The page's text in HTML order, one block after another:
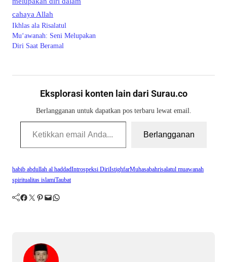
Ikhlas ala Risalatul
Mu‘awanah: Seni Melupakan
Diri Saat Beramal
Eksplorasi konten lain dari Surau.co
Berlangganan untuk dapatkan pos terbaru lewat email.
Ketikkan email Anda...
Berlangganan
habib abdullah al haddadIntrospeksi DiriIstighfarMuhasabahrisalatul muawanah
spiritualitas islamiTaubat
Facebook Twitter Pinterest Mail WhatsApp